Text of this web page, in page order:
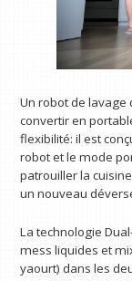
Un robot de
convertir en
flexibilité: il est
robot et le mode
patrouiller la
un nouveau
La technologie
mess liquides et
yaourt) dans les